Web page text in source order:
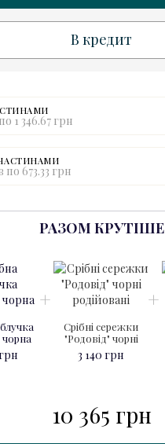
В кредит
1 346.67 грн
по 673.33 грн
РАЗОМ КРУТІШЕ
чорна
Срібні сережки
"Родовід" чорні
3 140 грн
10 365 грн